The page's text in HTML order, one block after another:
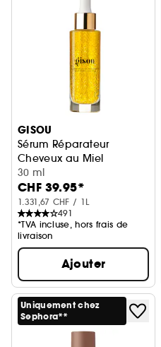
GISOU
Sérum Réparateur
Cheveux au Miel
Perles de Miel Hydratation
30 ml
CHF 39.95*
1.331,67 CHF / 1L
491
*TVA incluse, hors frais de
livraison
Ajouter
Uniquement chez
Sephora**